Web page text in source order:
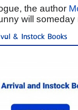
the author
will
& Instock Books